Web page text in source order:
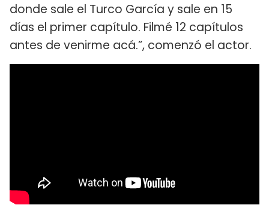
donde sale el Turco García y sale en 15
días el primer capítulo. Filmé 12 capítulos
antes de venirme acá.”, comenzó el actor.